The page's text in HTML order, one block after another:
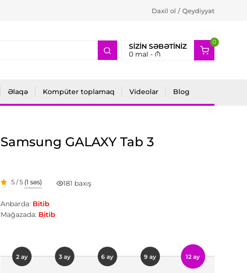
Daxil ol / Qeydiyyat
SIZIN SƏBƏTINIZ
0mal - ₼
0
2
Əlaqə Kompüter toplamaq Videolar Blog
Samsung GALAXY Tab 3
5 / 5 (1 səs) 181 baxış
Anbarda: Bitib
Mağazada: Bitib
2 ay 3 ay 6 ay 9 ay 12 ay